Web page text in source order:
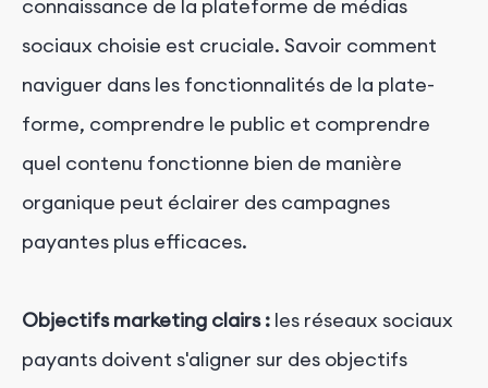
connaissance de la plateforme de médias
sociaux choisie est cruciale. Savoir comment
naviguer dans les fonctionnalités de la plate-
forme, comprendre le public et comprendre
quel contenu fonctionne bien de manière
organique peut éclairer des campagnes
payantes plus efficaces.
Objectifs marketing clairs : les réseaux sociaux
payants doivent s'aligner sur des objectifs